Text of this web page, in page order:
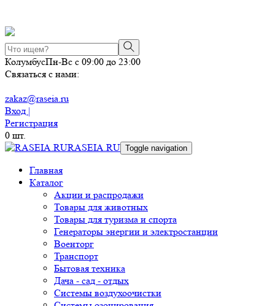
КолумбусПн-Вс с 09:00 до 23:00
Связаться с нами:
zakaz@raseia.ru
Вход |
Регистрация
0 шт.
RASEIA.RU Toggle navigation
Главная
Каталог
Акции и распродажи
Товары для животных
Товары для туризма и спорта
Генераторы энергии и электростанции
Военторг
Транспорт
Бытовая техника
Дача - сад - отдых
Системы воздухоочистки